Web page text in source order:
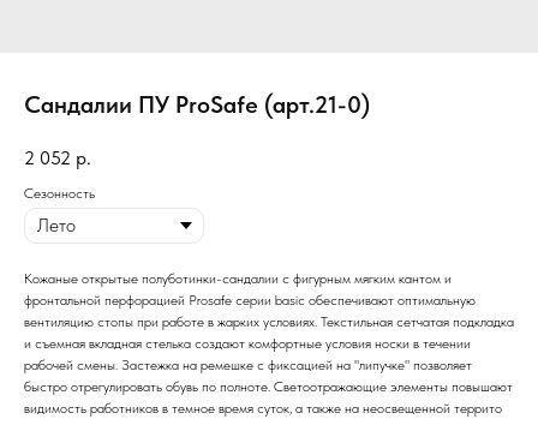
Сандалии ПУ ProSafe (арт.21-0)
2 052 р.
Сезонность
Кожаные открытые полуботинки-сандалии c фигурным мягким кантом и
фронтальной перфорацией Prosafe серии basic обеспечивают оптимальную
вентиляцию стопы при работе в жарких условиях. Текстильная сетчатая подкладка
и съемная вкладная стелька создают комфортные условия носки в течении
рабочей смены. Застежка на ремешке с фиксацией на "липучке" позволяет
быстро отрегулировать обувь по полноте. Светоотражающие элементы повышают
видимость работников в темное время суток, а также на неосвещенной террито